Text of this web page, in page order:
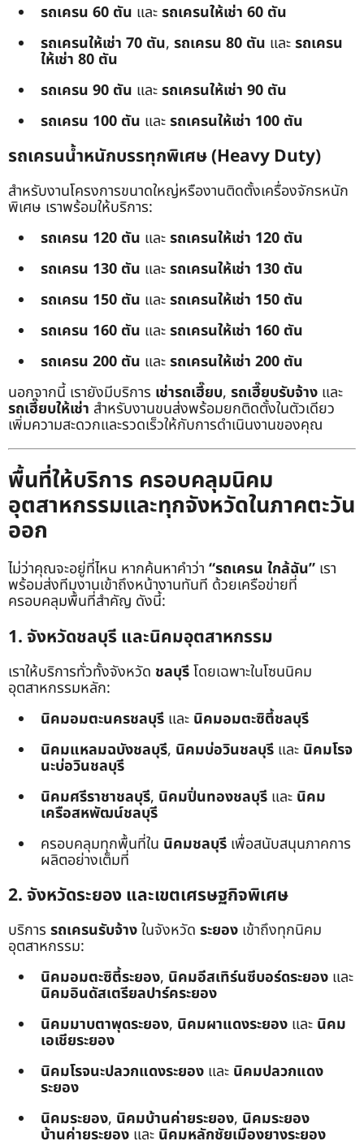
รถเครน 60 ตัน และรถเครนให้เช่า 60 ตัน
รถเครนให้เช่า 70 ตัน, รถเครน 80 ตัน และรถเครน
ให้เช่า 80 ตัน
รถเครน 90 ตัน และรถเครนให้เช่า 90 ตัน
รถเครน 100 ตัน และรถเครนให้เช่า 100 ตัน
รถเครนน้ำหนักบรรทุกพิเศษ (Heavy Duty)
สำหรับงานโครงการขนาดใหญ่หรืองานติดตั้งเครื่องจักรหนัก
พิเศษ เราพร้อมให้บริการ:
รถเครน 120 ตัน และรถเครนให้เช่า 120 ตัน
รถเครน 130 ตัน และรถเครนให้เช่า 130 ตัน
รถเครน 150 ตัน และรถเครนให้เช่า 150 ตัน
รถเครน 160 ตัน และรถเครนให้เช่า 160 ตัน
รถเครน 200 ตัน และรถเครนให้เช่า 200 ตัน
นอกจากนี้ เรายังมีบริการ เช่ารถเฮี๊ยบ, รถเฮี๊ยบรับจ้าง และ
รถเฮี๊ยบให้เช่า สำหรับงานขนส่งพร้อมยกติดตั้งในตัวเดียว
เพิ่มความสะดวกและรวดเร็วให้กับการดำเนินงานของคุณ
พื้นที่ให้บริการ ครอบคลุมนิคม
อุตสาหกรรมและทุกจังหวัดในภาคตะวัน
ออก
ไม่ว่าคุณจะอยู่ที่ไหน หากค้นหาคำว่า “รถเครน ใกล้ฉัน” เรา
พร้อมส่งทีมงานเข้าถึงหน้างานทันที ด้วยเครือข่ายที่
ครอบคลุมพื้นที่สำคัญ ดังนี้:
1. จังหวัดชลบุรี และนิคมอุตสาหกรรม
เราให้บริการทั่วทั้งจังหวัด ชลบุรีโดยเฉพาะในโซนนิคม
อุตสาหกรรมหลัก:
นิคมอมตะนครชลบุรี และ นิคมอมตะซิตี้ชลบุรี
นิคมแหลมฉบังชลบุรี, นิคมบ่อวินชลบุรี และ นิคมโรจ
นะบ่อวินชลบุรี
นิคมศรีราชาชลบุรี, นิคมปิ่นทองชลบุรี และ นิคม
เครือสหพัฒน์ชลบุรี
ครอบคลุมทุกพื้นที่ใน นิคมชลบุรี เพื่อสนับสนุนภาคการ
ผลิตอย่างเต็มที่
2. จังหวัดระยอง และเขตเศรษฐกิจพิเศษ
บริการ รถเครนรับจ้างในจังหวัด ระยอง เข้าถึงทุกนิคม
อุตสาหกรรม:
นิคมอมตะซิตี้ระยอง, นิคมอีสเทิร์นซีบอร์ดระยอง และ
นิคมอินดัสเตรียลปาร์คระยอง
นิคมมาบตาพุดระยอง, นิคมผาแดงระยอง และ นิคม
เอเชียระยอง
นิคมโรจนะปลวกแดงระยอง และ นิคมปลวกแดง
ระยอง
นิคมระยอง, นิคมบ้านค่ายระยอง, นิคมระยอง
บ้านค่ายระยอง และ นิคมหลักชัยเมืองยางระยอง